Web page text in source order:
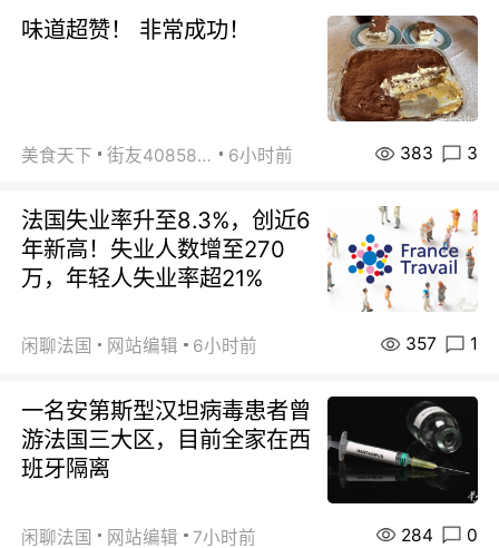
味道超赞！ 非常成功！
美食天下 街友40858442 6小时前 383 3
法国失业率升至8.3%，创近6
年新高！失业人数增至270
万，年轻人失业率超21%
闲聊法国 网站编辑 6小时前 357 1
一名安第斯型汉坦病毒患者曾
游法国三大区，目前全家在西
班牙隔离
闲聊法国 网站编辑 7小时前 284 0